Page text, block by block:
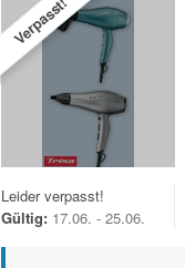
Verpasst!
Leider verpasst!
Gültig: 17.06. - 25.06.